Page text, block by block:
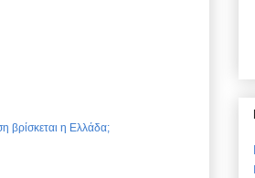
βρίσκεται η Ελλάδα;